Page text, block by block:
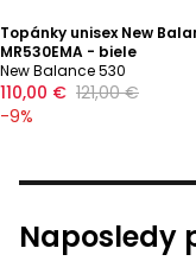
Topánky unisex New
MR530EMA - biele
New Balance 530
110,00 € 121,00 €
-9%
Naposledy